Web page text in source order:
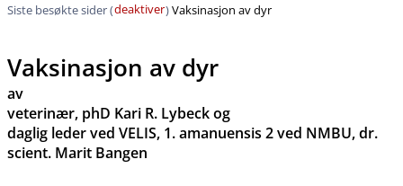
Siste besøkte sider (deaktiver)Vaksinasjon av dyr
Vaksinasjon av dyr
av
veterinær, phD Kari R. Lybeck og
daglig leder ved VELIS, 1. amanuensis 2 ved NMBU, dr.
scient. Marit Bangen